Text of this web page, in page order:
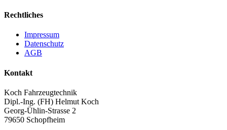
Rechtliches
Impressum
Datenschutz
AGB
Kontakt
Koch Fahrzeugtechnik
Dipl.-Ing. (FH) Helmut Koch
Georg-Ühlin-Strasse 2
79650 Schopfheim